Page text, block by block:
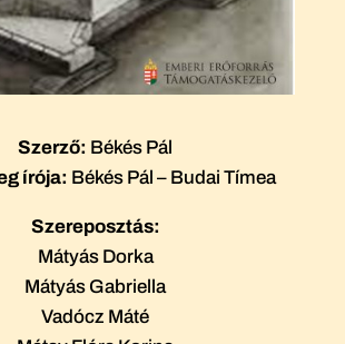
Szerző: Békés Pál
írója: Békés Pál – Budai Tímea
Szereposztás:
Mátyás Dorka
Mátyás Gabriella
Vadócz Máté